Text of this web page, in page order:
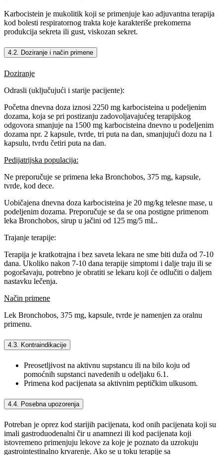
Karbocistein je mukolitik koji se primenjuje kao adjuvantna terapija
kod bolesti respiratornog trakta koje karakteriše prekomerna
produkcija sekreta ili gust, viskozan sekret.
4.2. Doziranje i način primene
Doziranje
Odrasli (uključujući i starije pacijente):
Početna dnevna doza iznosi 2250 mg karbocisteina u podeljenim
dozama, koja se pri postizanju zadovoljavajućeg terapijskog
odgovora smanjuje na 1500 mg karbocisteina dnevno u podeljenim
dozama npr. 2 kapsule, tvrde, tri puta na dan, smanjujući dozu na 1
kapsulu, tvrdu četiri puta na dan.
Pedijatrijska populacija:
Ne preporučuje se primena leka Bronchobos, 375 mg, kapsule,
tvrde, kod dece.
Uobičajena dnevna doza karbocisteina je 20 mg/kg telesne mase, u
podeljenim dozama. Preporučuje se da se ona postigne primenom
leka Bronchobos, sirup u jačini od 125 mg/5 mL.
Trajanje terapije:
Terapija je kratkotrajna i bez saveta lekara ne sme biti duža od 7-10
dana. Ukoliko nakon 7-10 dana terapije simptomi i dalje traju ili se
pogoršavaju, potrebno je obratiti se lekaru koji će odlučiti o daljem
nastavku lečenja.
Način primene
Lek Bronchobos, 375 mg, kapsule, tvrde je namenjen za oralnu
primenu.
4.3. Kontraindikacije
Preosetljivost na aktivnu supstancu ili na bilo koju od
pomoćnih supstanci navedenih u odeljaku 6.1.
Primena kod pacijenata sa aktivnim peptičkim ulkusom.
4.4. Posebna upozorenja
Potreban je oprez kod starijih pacijenata, kod onih pacijenata koji su
imali gastroduodenalni čir u anamnezi ili kod pacijenata koji
istovremeno primenjuju lekove za koje je poznato da uzrokuju
gastrointestinalno krvarenje. Ako se u toku terapije sa